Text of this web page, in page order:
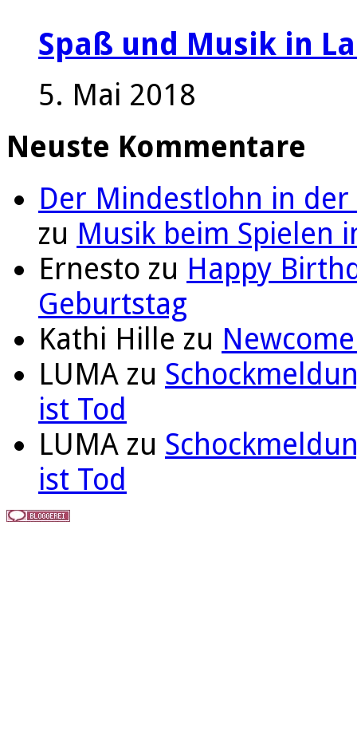
Spaß und Musik in
5. Mai 2018
Neuste Kommentare
Der Mindestlohn in der
zu Musik beim Spielen
Ernesto zu Happy
Geburtstag
Kathi Hille zu
LUMA zu
ist Tod
LUMA zu
ist Tod